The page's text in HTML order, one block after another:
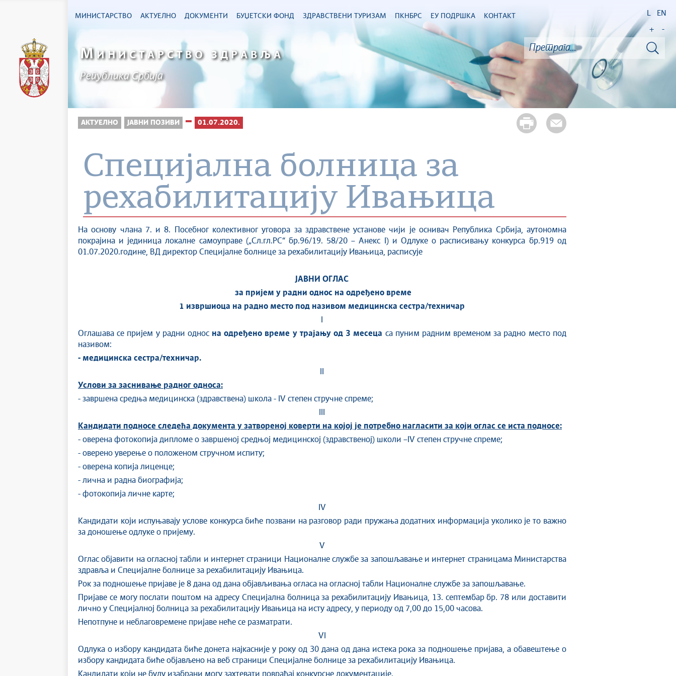
МИНИСТАРСТВО АКТУЕЛНО ДОКУМЕНТИ БУЏЕТСКИ ФОНД ЗДРАВСТВЕНИ ТУРИЗАМ ПКНБРС ЕУ ПОДРШКА КОНТАКТ L EN
+ -
М ИНИСТАРСТВО ЗДРАВЉА
Република Србија
АКТУЕЛНО ЈАВНИ ПОЗИВИ 01.07.2020.
Специјална болница за
рехабилитацију Ивањица
На основу члана 7. и 8. Посебног колективног уговора за здравствене установе чији је оснивач Република Србија, аутономна
покрајина и јединица локалне самоуправе („Сл.гл.РС“ бр.96/19. 58/20 – Aнекс I) и Одлуке о расписивању конкурса бр.919 од
01.07.2020.године, ВД директор Специјалне болнице за рехабилитацију Ивањица, расписује
ЈАВНИ ОГЛАС
за пријем у радни однос на одређено време
1 извршиоца на радно место под називом медицинска сестра/техничар
Оглашава се пријем у радни однос на одређено време у трајању од 3 месеца са пуним радним временом за радно место под
називом:
- медицинска сестра/техничар.
Услови за заснивање радног односа:
- завршена средња медицинска (здравствена) школа - IV степен стручне спреме;
Кандидати подносе следећа документа у затвореној коверти на којој је потребно нагласити за који оглас се иста подносе:
- оверена фотокопија дипломе о завршеној средњој медицинској (здравственој) школи –IV степен стручне спреме;
- оверено уверење о положеном стручном испиту;
- оверена копија лиценце;
- лична и радна биографија;
- фотокопија личне карте;
IV
Кандидати који испуњавају услове конкурса биће позвани на разговор ради пружања додатних информација уколико је то важно
за доношење одлуке о пријему.
V
Оглас објавити на огласној табли и интернет страници Националне службе за запошљавање и интернет страницама Министарства
здравља и Специјалне болнице за рехабилитацију Ивањица.
Рок за подношење пријаве је 8 дана од дана објављивања огласа на огласној табли Националне службе за запошљавање.
Пријаве се могу послати поштом на адресу Специјална болница за рехабилитацију Ивањица, 13. септембар бр. 78 или доставити
лично у Специјалној болница за рехабилитацију Ивањица на исту адресу, у периоду од 7,00 до 15,00 часова.
Непотпуне и неблаговремене пријаве неће се разматрати.
VI
Одлука о избору кандидата биће донета најкасније у року од 30 дана од дана истека рока за подношење пријава, а обавештење о
избору кандидата биће објављено на веб страници Специјалне болнице за рехабилитацију Ивањица.
Кандидати који не буду изабрани могу захтевати повраћај конкурсне документације.